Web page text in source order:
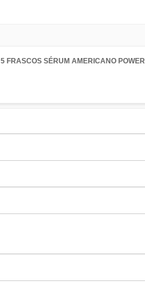
5 FRASCOS SÉRUM AMERICANO POWER